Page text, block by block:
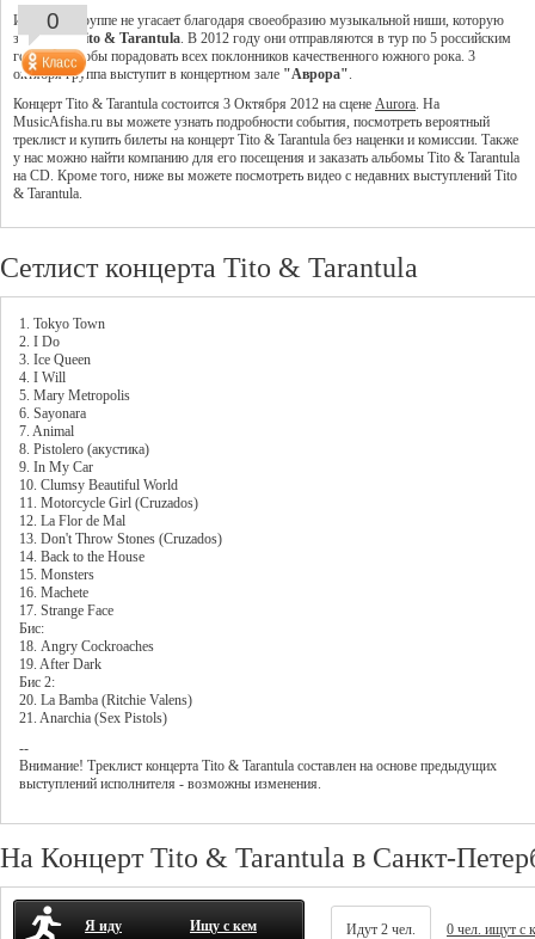
Интерес к группе не угасает благодаря своеобразию музыкальной ниши, которую
занимаютTito & Tarantula. В 2012 году они отправляются в тур по 5 российским
городам, чтобы порадовать всех поклонников качественного южного рока. 3
октября группа выступит в концертном зале "Аврора".
Концерт Tito & Tarantula состоится 3 Октября 2012 на сцене Aurora. На
MusicAfisha.ru вы можете узнать подробности события, посмотреть вероятный
треклист и купить билеты на концерт Tito & Tarantula без наценки и комиссии. Также
у нас можно найти компанию для его посещения и заказать альбомы Tito & Tarantula
на CD. Кроме того, ниже вы можете посмотреть видео с недавних выступлений Tito
& Tarantula.
Сетлист концерта Tito & Tarantula
1. Tokyo Town
2. I Do
3. Ice Queen
4. I Will
5. Mary Metropolis
6. Sayonara
7. Animal
8. Pistolero (акустика)
9. In My Car
10. Clumsy Beautiful World
11. Motorcycle Girl (Cruzados)
12. La Flor de Mal
13. Don't Throw Stones (Cruzados)
14. Back to the House
15. Monsters
16. Machete
17. Strange Face
Бис:
18. Angry Cockroaches
19. After Dark
Бис 2:
20. La Bamba (Ritchie Valens)
21. Anarchia (Sex Pistols)
--
Внимание! Треклист концерта Tito & Tarantula составлен на основе предыдущих
выступлений исполнителя - возможны изменения.
На Концерт Tito & Tarantula в Санкт-
Я иду Ищу с кем Идут 2 чел.
0 чел. ищут с
0